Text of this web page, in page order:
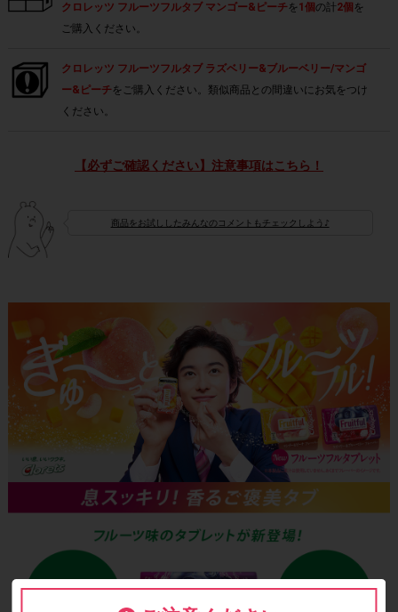
クロレッツ フルーツフルタブ マンゴー&ピーチを 1個の計2個 を
ご購入ください。
クロレッツ フルーツフルタブ ラズベリー&ブルーベリー/マンゴ
ー&ピーチをご購入ください。類似商品との間違いにお気をつけ
ください。
【必ずご確認ください】注意事項はこちら！
商品をお試ししたみんなのコメントもチェックしよう♪